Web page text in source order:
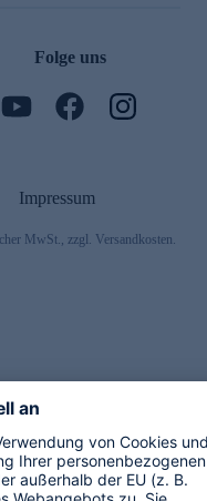
Folge uns
Impressum
MwSt., zzgl. Versandkosten.